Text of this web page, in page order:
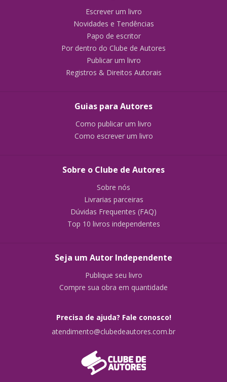
Escrever um livro
Novidades e Tendências
Papo de escritor
Por dentro do Clube de Autores
Publicar um livro
Registros & Direitos Autorais
Guias para Autores
Como publicar um livro
Como escrever um livro
Sobre o Clube de Autores
Sobre nós
Livrarias parceiras
Dúvidas Frequentes (FAQ)
Top 10 livros independentes
Seja um Autor Independente
Publique seu livro
Compre sua obra em quantidade
Precisa de ajuda? Fale conosco!
atendimento@clubedeautores.com.br